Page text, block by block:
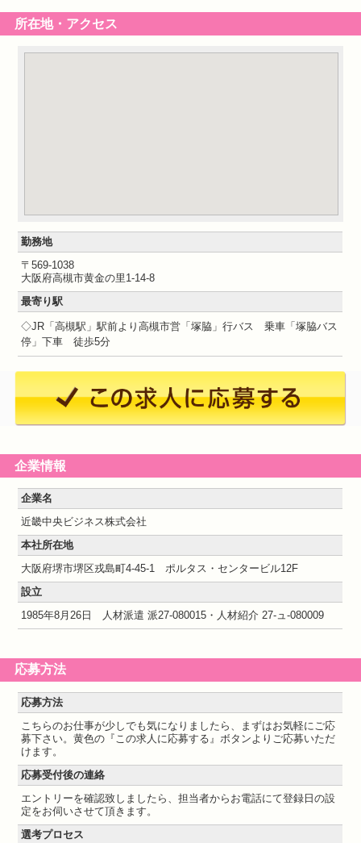
所在地・アクセス
勤務地
〒569-1038
大阪府高槻市黄金の里1-14-8
最寄り駅
◇JR「高槻駅」駅前より高槻市営「塚脇」行バス 乗車「塚脇バス
停」下車 徒歩5分
企業情報
企業名
近畿中央ビジネス株式会社
本社所在地
大阪府堺市堺区戎島町4-45-1 ポルタス・センタービル12F
設立
1985年8月26日 人材派遣 派27-080015・人材紹介 27-ュ-080009
応募方法
応募方法
こちらのお仕事が少しでも気になりましたら、まずはお気軽にご応
募下さい。黄色の『この求人に応募する』ボタンよりご応募いただ
けます。
応募受付後の連絡
エントリーを確認致しましたら、担当者からお電話にて登録日の設
定をお伺いさせて頂きます。
選考プロセス